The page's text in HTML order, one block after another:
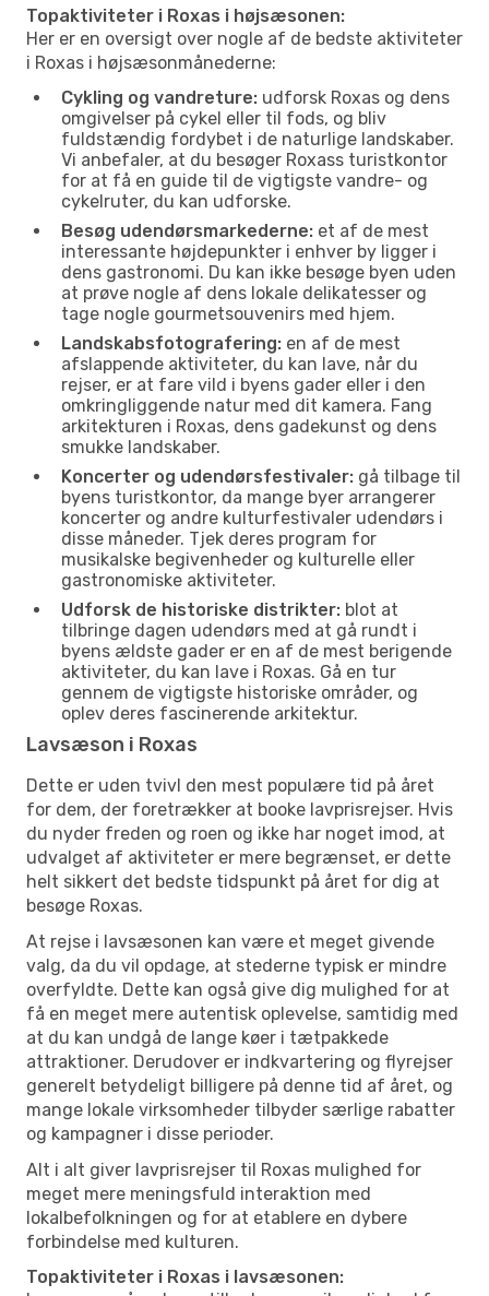
Topaktiviteter i Roxas i højsæsonen:
Her er en oversigt over nogle af de bedste aktiviteter
i Roxas i højsæsonmånederne:
Cykling og vandreture: udforsk Roxas og dens
omgivelser på cykel eller til fods, og bliv
fuldstændig fordybet i de naturlige landskaber.
Vi anbefaler, at du besøger Roxass turistkontor
for at få en guide til de vigtigste vandre- og
cykelruter, du kan udforske.
Besøg udendørsmarkederne: et af de mest
interessante højdepunkter i enhver by ligger i
dens gastronomi. Du kan ikke besøge byen uden
at prøve nogle af dens lokale delikatesser og
tage nogle gourmetsouvenirs med hjem.
Landskabsfotografering: en af de mest
afslappende aktiviteter, du kan lave, når du
rejser, er at fare vild i byens gader eller i den
omkringliggende natur med dit kamera. Fang
arkitekturen i Roxas, dens gadekunst og dens
smukke landskaber.
Koncerter og udendørsfestivaler: gå tilbage til
byens turistkontor, da mange byer arrangerer
koncerter og andre kulturfestivaler udendørs i
disse måneder. Tjek deres program for
musikalske begivenheder og kulturelle eller
gastronomiske aktiviteter.
Udforsk de historiske distrikter: blot at
tilbringe dagen udendørs med at gå rundt i
byens ældste gader er en af de mest berigende
aktiviteter, du kan lave i Roxas. Gå en tur
gennem de vigtigste historiske områder, og
oplev deres fascinerende arkitektur.
Lavsæson i Roxas
Dette er uden tvivl den mest populære tid på året
for dem, der foretrækker at booke lavprisrejser. Hvis
du nyder freden og roen og ikke har noget imod, at
udvalget af aktiviteter er mere begrænset, er dette
helt sikkert det bedste tidspunkt på året for dig at
besøge Roxas.
At rejse i lavsæsonen kan være et meget givende
valg, da du vil opdage, at stederne typisk er mindre
overfyldte. Dette kan også give dig mulighed for at
få en meget mere autentisk oplevelse, samtidig med
at du kan undgå de lange køer i tætpakkede
attraktioner. Derudover er indkvartering og flyrejser
generelt betydeligt billigere på denne tid af året, og
mange lokale virksomheder tilbyder særlige rabatter
og kampagner i disse perioder.
Alt i alt giver lavprisrejser til Roxas mulighed for
meget mere meningsfuld interaktion med
lokalbefolkningen og for at etablere en dybere
forbindelse med kulturen.
Topaktiviteter i Roxas i lavsæsonen: